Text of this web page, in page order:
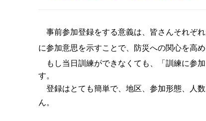
事前参加登録をする意義は、皆さんそれぞ
に参加意思を示すことで、防災への関心を高
もし当日訓練ができなくても、「訓練に参
す。
登録はとても簡単で、地区、参加形態、人
ん。